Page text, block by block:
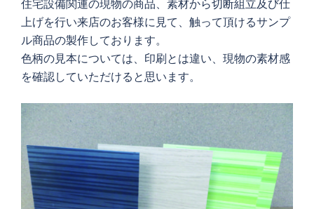
住宅設備関連の現物の商品、素材から切断組立及び仕
上げを行い来店のお客様に見て、触って頂けるサンプ
ル商品の製作しております。
色柄の見本については、印刷とは違い、現物の素材感
を確認していただけると思います。